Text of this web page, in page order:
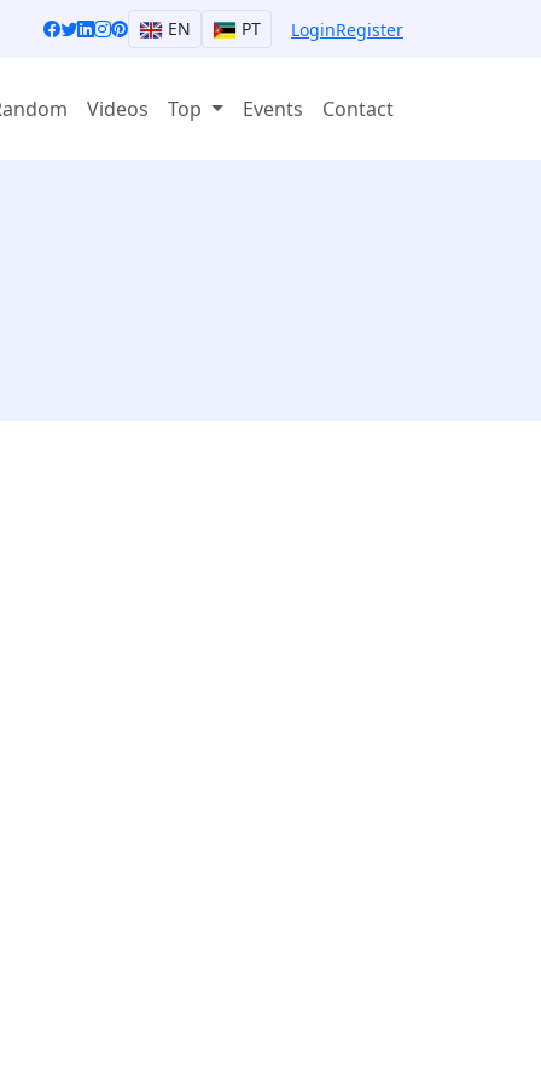
EN PT LoginRegister
Videos Top Events Contact